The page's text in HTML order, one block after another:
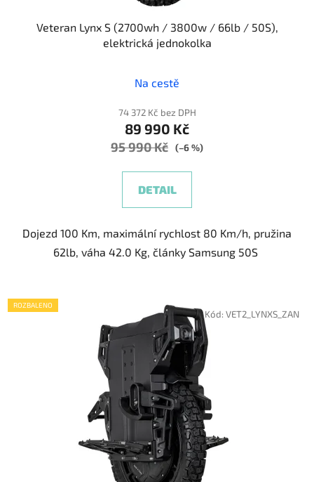
Veteran Lynx S (2700wh / 3800w / 66lb / 50S),
elektrická jednokolka
Na cestě
74 372 Kč bez DPH
89 990 Kč
95 990 Kč (–6 %)
DETAIL
Dojezd 100 Km, maximální rychlost 80 Km/h, pružina
62lb, váha 42.0 Kg, články Samsung 50S
ROZBALENO
Kód: VET2_LYNXS_ZAN